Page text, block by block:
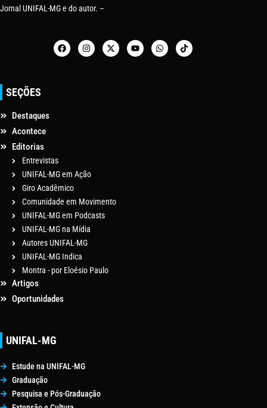
Jornal UNIFAL-MG e do autor. –
SEÇÕES
Destaques
Acontece
Editorias
Entrevistas
UNIFAL-MG em Ação
Giro Acadêmico
Comunidade em Movimento
UNIFAL-MG em Podcasts
UNIFAL-MG na Mídia
Autores UNIFAL-MG
UNIFAL-MG Indica
Montra - por Eloésio Paulo
Artigos
Oportunidades
UNIFAL-MG
Estude na UNIFAL-MG
Graduação
Pesquisa e Pós-Graduação